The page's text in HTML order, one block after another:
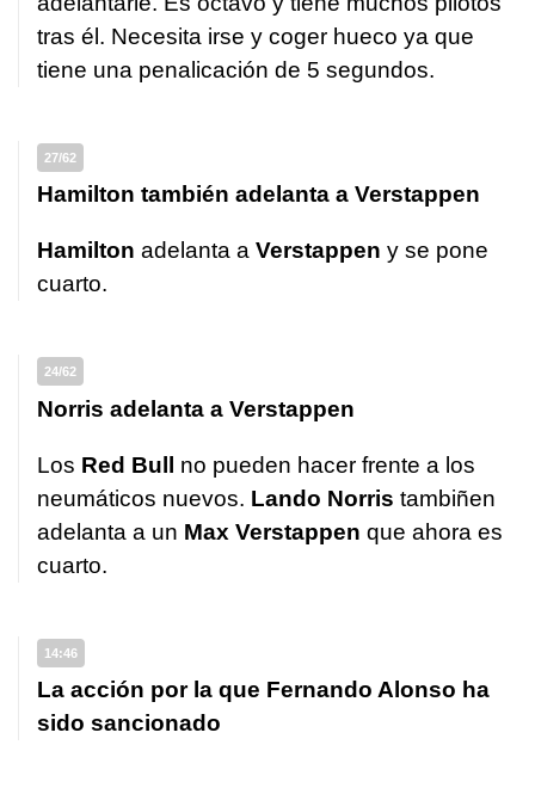
tras él. Necesita irse y coger hueco ya que
tiene una penalicación de 5 segundos.
27/62
Hamilton también adelanta a Verstappen
Hamilton adelanta a Verstappen y se pone
cuarto.
24/62
Norris adelanta a Verstappen
Los Red Bull no pueden hacer frente a los
neumáticos nuevos. Lando Norris tambiñen
adelanta a un Max Verstappen que ahora es
cuarto.
14:46
La acción por la que Fernando Alonso ha
sido sancionado